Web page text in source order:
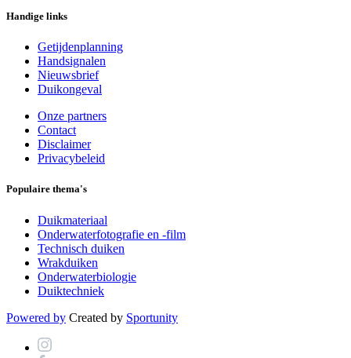
Handige links
Getijdenplanning
Handsignalen
Nieuwsbrief
Duikongeval
Onze partners
Contact
Disclaimer
Privacybeleid
Populaire thema's
Duikmateriaal
Onderwaterfotografie en -film
Technisch duiken
Wrakduiken
Onderwaterbiologie
Duiktechniek
Powered by Created by Sportunity